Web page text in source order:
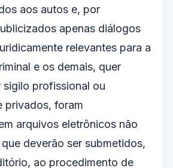
aos autos e, por
apenas diálogos
relevantes para a
e os demais, quer
profissional ou
privados, foram
arquivos eletrônicos não
deverão ser submetidos,
ao procedimento de